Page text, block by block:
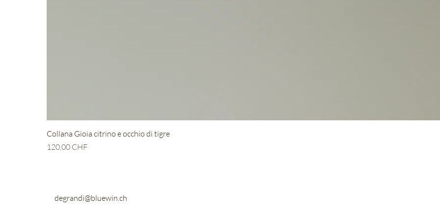
Collana Gioia citrino e occhio di tigre
Preis
120,00 CHF
degrandi@bluewin.ch